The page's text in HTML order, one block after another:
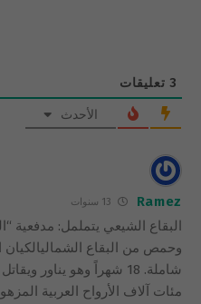
3 تعليقات
الأحدث
Ramez
البقاع الشيعي يتململ:
وحمص من البقاع الشماليالكيان
شاملة. 18 شهراً وهو يناور
مئات آلاف الأرواح العربية